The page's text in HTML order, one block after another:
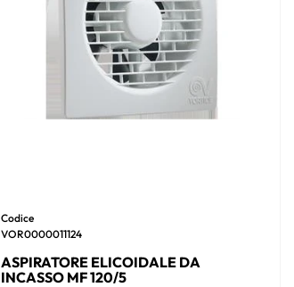
Codice
VOR0000011124
ASPIRATORE ELICOIDALE DA
INCASSO MF 120/5